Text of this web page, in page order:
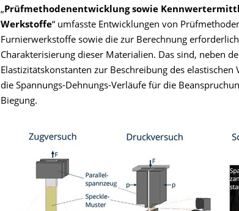
„Prüfmethodenentwicklung sowie
Werkstoffe“ umfasste Entwicklungen von
Furnierwerkstoffe sowie die zur Berechnung
Charakterisierung dieser Materialien. Das sind, neben
Elastizitätskonstanten zur Beschreibung des elastischen
die Spannungs-Dehnungs-Verläufe für die
Biegung.